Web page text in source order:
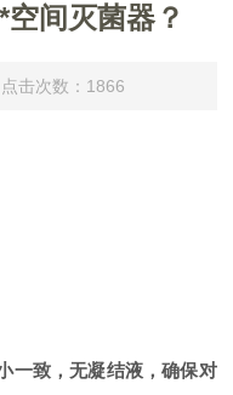
间灭菌器？
击次数：1866
致，无凝结液，确保对